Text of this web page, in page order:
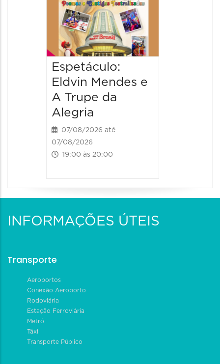
Espetáculo:
Eldvin Mendes e
A Trupe da
Alegria
07/08/2026 até
07/08/2026
19:00 às 20:00
INFORMAÇÕES ÚTEIS
Transporte
Aeroportos
Conexão Aeroporto
Rodoviária
Estação Ferroviária
Metrô
Táxi
Transporte Público